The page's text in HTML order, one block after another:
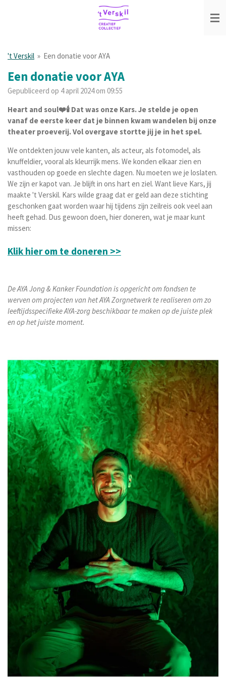
hoofdinhoud
't Verskil » Een donatie voor AYA
Een donatie voor AYA
Gepubliceerd op 4 april 2024 om 09:55
Heart and soul❤️🕯️ Dat was onze Kars. Je stelde je open
vanaf de eerste keer dat je binnen kwam wandelen bij onze
theater proeverij. Vol overgave stortte jij je in het spel.
We ontdekten jouw vele kanten, als acteur, als fotomodel, als
knuffeldier, vooral als kleurrijk mens. We konden elkaar zien en
vasthouden op goede en slechte dagen. Nu moeten we je loslaten.
We zijn er kapot van. Je blijft in ons hart en ziel. Want lieve Kars, jij
maakte 't Verskil. Kars wilde graag dat er geld aan deze stichting
geschonken gaat worden waar hij tijdens zijn zeilreis ook veel aan
heeft gehad. Dus gewoon doen, hier doneren, wat je maar kunt
missen:
Klik hierom te doneren >>
De AYA Jong & Kanker Foundation is opgericht om fondsen te
werven om projecten van het AYA Zorgnetwerk te realiseren om zo
leeftijdsspecifieke AYA-zorg beschikbaar te maken op de juiste plek
en op het juiste moment.